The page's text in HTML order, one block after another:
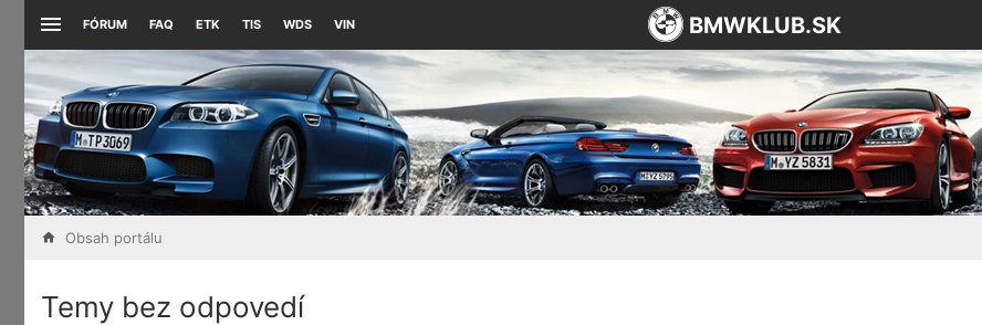
FÓRUM FAQ ETK TIS WDS VIN BMWKLUB.SK
Obsah portálu
Temy bez odpovedí